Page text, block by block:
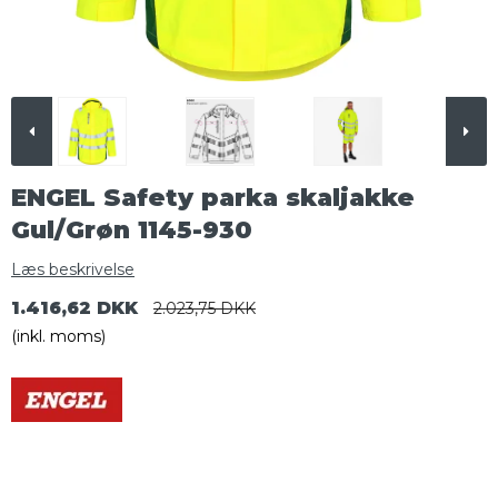
ENGEL Safety parka skaljakke
Gul/Grøn 1145-930
Læs beskrivelse
1.416,62 DKK
2.023,75 DKK
(inkl. moms)